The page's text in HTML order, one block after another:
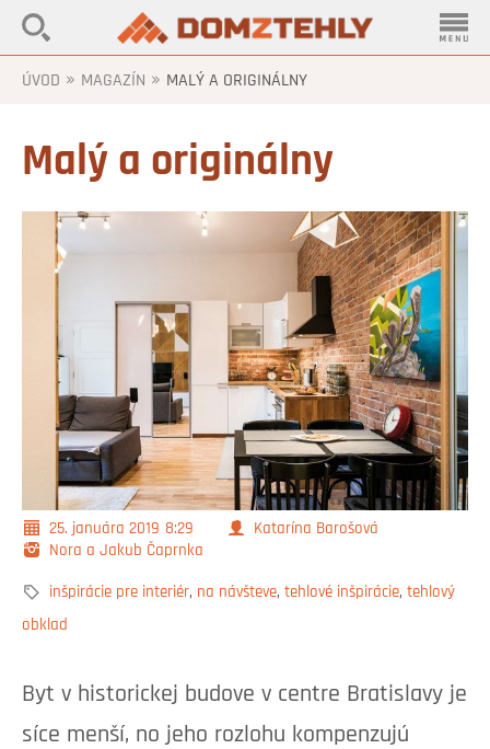
ÚVOD » MAGAZÍN » MALÝ A ORIGINÁLNY
Malý a originálny
25. januára 2019 8:29
Katarína Barošová
Nora a Jakub Čaprnka
inšpirácie pre interiér, na návšteve, tehlové inšpirácie, tehlový
obklad
Byt v historickej budove v centre Bratislavy je
síce menší, no jeho rozlohu kompenzujú